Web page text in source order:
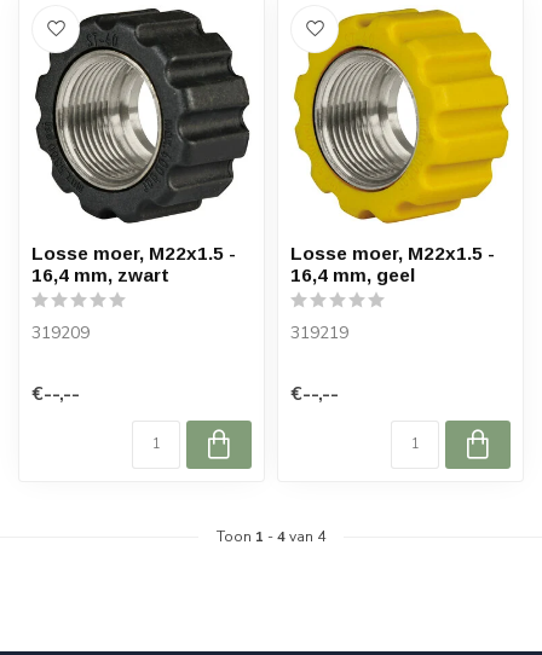
Losse moer, M22x1.5 -
16,4 mm, zwart
319209
€--,--
Losse moer, M22x1.5 -
16,4 mm, geel
319219
€--,--
Toon 1 -4van 4